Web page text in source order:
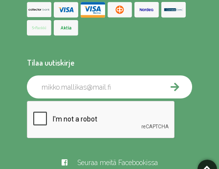
Tilaa uutiskirje
Seuraa meitä Facebookissa